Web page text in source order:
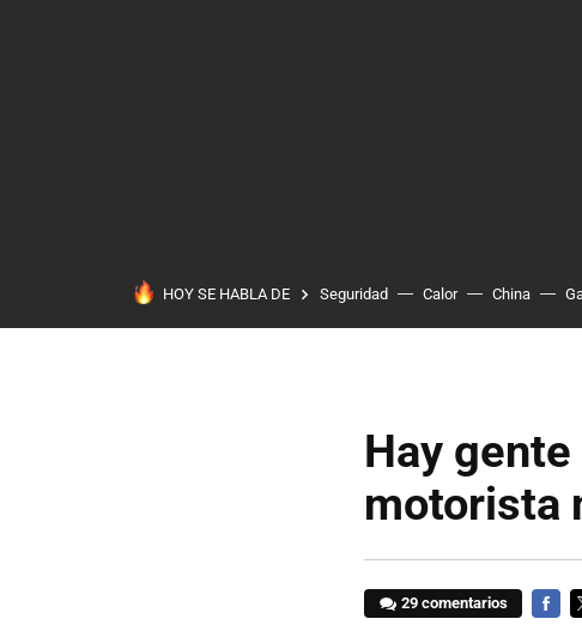
HOY SE HABLA DE Seguridad Calor China
Hay
motorista
29 comentarios